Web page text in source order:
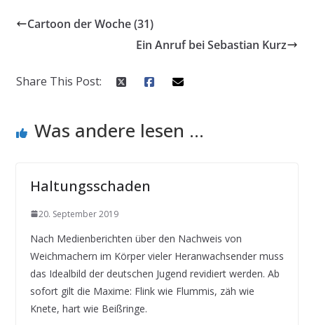
Cartoon der Woche (31)
Ein Anruf bei Sebastian Kurz
Share This Post:
Was andere lesen ...
Haltungsschaden
20. September 2019
Nach Medienberichten über den Nachweis von
Weichmachern im Körper vieler Heranwachsender muss
das Idealbild der deutschen Jugend revidiert werden. Ab
sofort gilt die Maxime: Flink wie Flummis, zäh wie
Knete, hart wie Beißringe.